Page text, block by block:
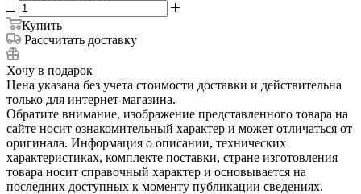
Купить
Рассчитать доставку
Хочу в подарок
Цена указана без учета стоимости доставки и действительна
только для интернет-магазина.
Обратите внимание, изображение представленного товара на
сайте носит ознакомительный характер и может отличаться от
оригинала. Информация о описании, технических
характеристиках, комплекте поставки, стране изготовления
товара носит справочный характер и основывается на
последних доступных к моменту публикации сведениях.